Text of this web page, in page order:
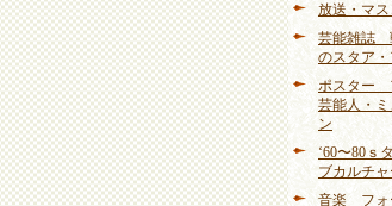
放送・マ
芸能雑誌
のスタア
ポスター
芸能人・
ン
‘60〜80ｓ
ブカルチャ
音楽 フォ